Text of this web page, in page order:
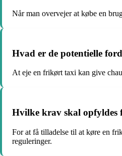
Når man overvejer at købe en
Hvad er de potentielle
At eje en frikørt taxi kan give
Hvilke krav skal opfyldes
For at få tilladelse til at køre en
reguleringer.